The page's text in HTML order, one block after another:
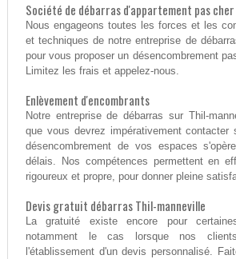
Société de débarras d'appartement pas cher
Nous engageons toutes les forces et les
et techniques de notre entreprise de
pour vous proposer un désencombrement
Limitez les frais et appelez-nous.
Enlèvement d'encombrants
Notre entreprise de débarras sur Thil-
que vous devrez impérativement contacter
désencombrement de vos espaces
délais. Nos compétences permettent en
rigoureux et propre, pour donner pleine
Devis gratuit débarras Thil-manneville
La gratuité existe encore pour
notamment le cas lorsque nos
l'établissement d'un devis personnalisé.